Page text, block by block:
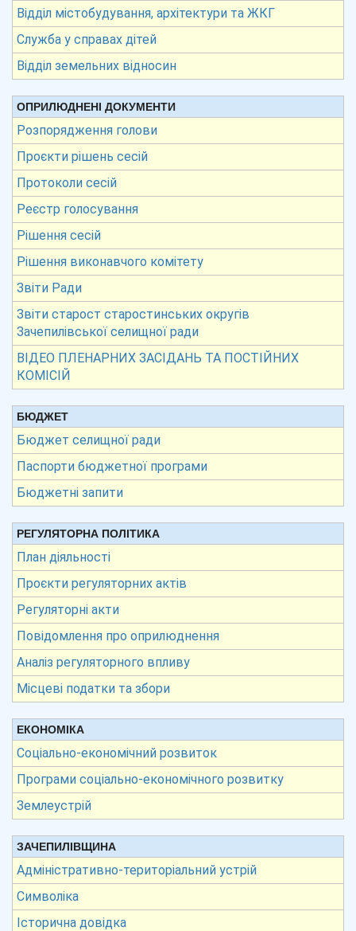
Відділ містобудування, архітектури та ЖКГ
Служба у справах дітей
Відділ земельних відносин
ОПРИЛЮДНЕНІ ДОКУМЕНТИ
Розпорядження голови
Проєкти рішень сесій
Протоколи сесій
Реєстр голосування
Рішення сесій
Рішення виконавчого комітету
Звіти Ради
Звіти старост старостинських округів
Зачепилівської селищної ради
ВІДЕО ПЛЕНАРНИХ ЗАСІДАНЬ ТА ПОСТІЙНИХ
КОМІСІЙ
БЮДЖЕТ
Бюджет селищної ради
Паспорти бюджетної програми
Бюджетні запити
РЕГУЛЯТОРНА ПОЛІТИКА
План діяльності
Проєкти регуляторних актів
Регуляторні акти
Повідомлення про оприлюднення
Аналіз регуляторного впливу
Місцеві податки та збори
ЕКОНОМІКА
Соціально-економічний розвиток
Програми соціально-економічного розвитку
Землеустрій
ЗАЧЕПИЛІВЩИНА
Адміністративно-територіальний устрій
Символіка
Історична довідка